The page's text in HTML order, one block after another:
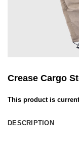
Crease Cargo
This product is
DESCRIPTION